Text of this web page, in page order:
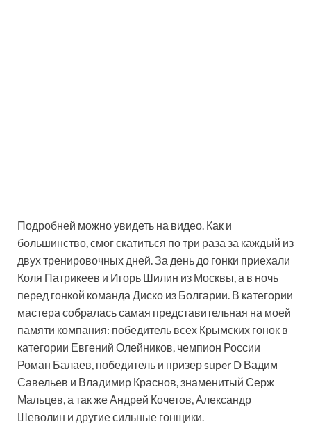
Подробней можно увидеть на видео. Как и
большинство, смог скатиться по три раза за каждый из
двух тренировочных дней. За день до гонки приехали
Коля Патрикеев и Игорь Шилин из Москвы, а в ночь
перед гонкой команда Диско из Болгарии. В категории
мастера собралась самая представительная на моей
памяти компания: победитель всех Крымских гонок в
категории Евгений Олейников, чемпион России
Роман Балаев, победитель и призер super D Вадим
Савельев и Владимир Краснов, знаменитый Серж
Мальцев, а так же Андрей Кочетов, Александр
Шеволин и другие сильные гонщики.